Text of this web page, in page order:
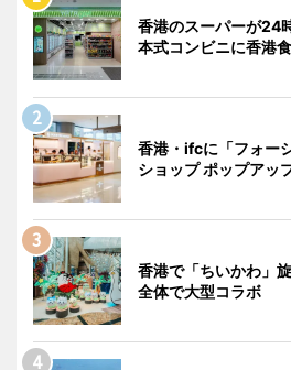
香港のスーパーが24
本式コンビニに香港
香港・ifcに「フォー
ショップ ポップアッ
香港で「ちいかわ」
全体で大型コラボ